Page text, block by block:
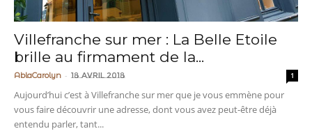
Villefranche sur mer : La Belle Etoile
brille au firmament de la...
AblaCarolyn - 18 avril 2018 1
Aujourd’hui c’est à Villefranche sur mer que je vous emmène pour
vous faire découvrir une adresse, dont vous avez peut-être déjà
entendu parler, tant...